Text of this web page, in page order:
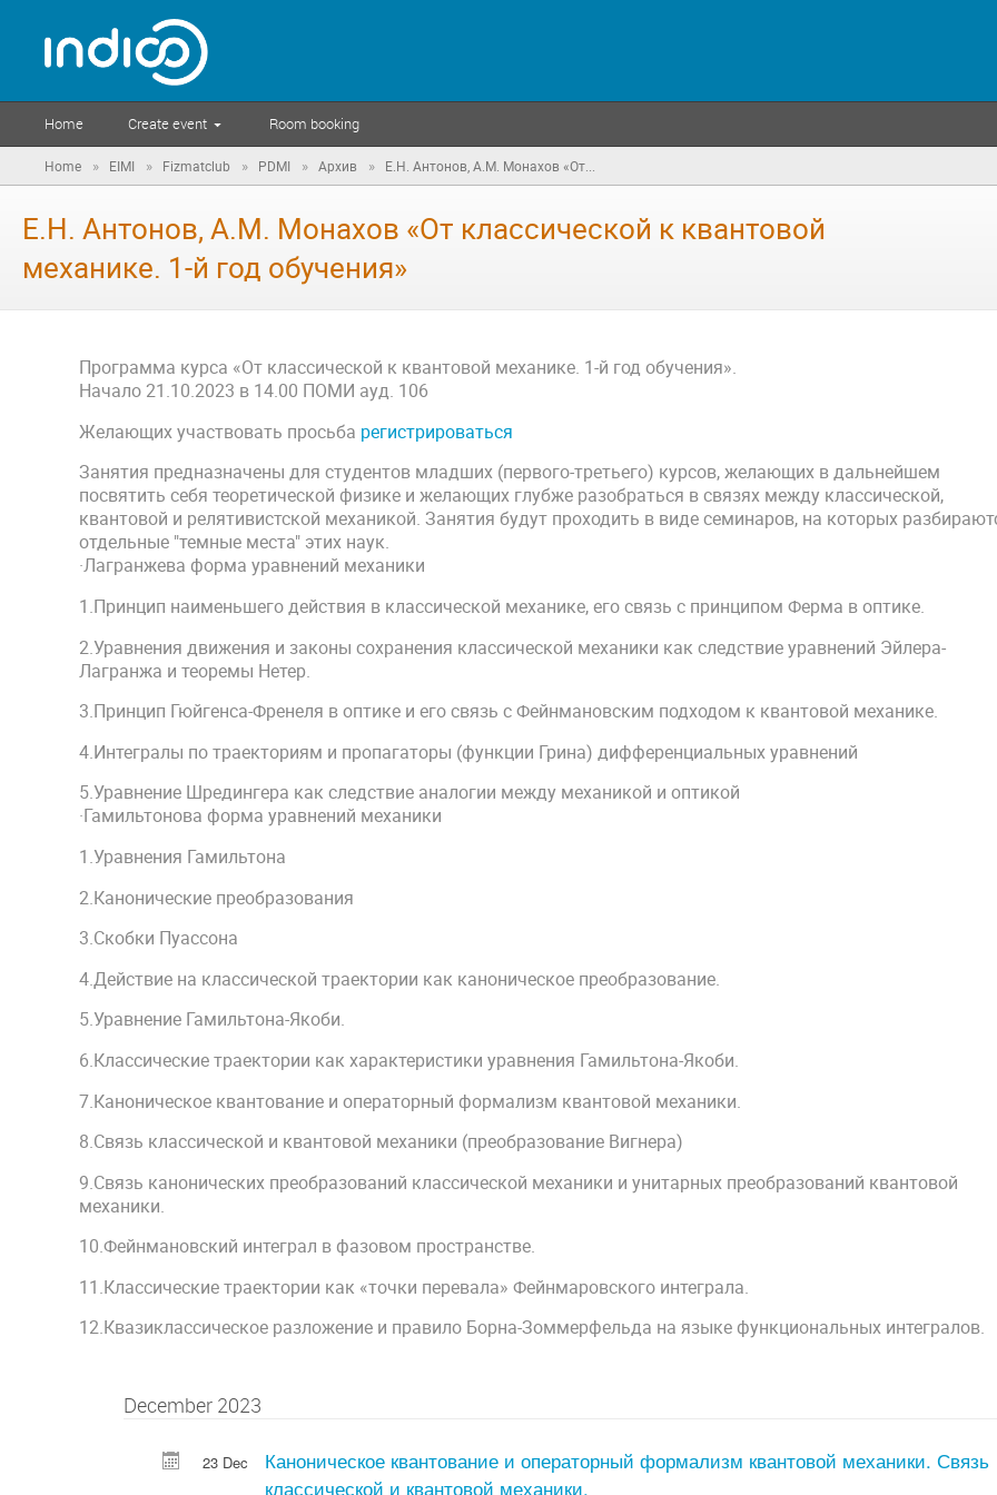
Home Create event Room booking
Home » EIMI » Fizmatclub » PDMI » Архив » Е.Н. Антонов, А.М. Монахов «От...
Е.Н. Антонов, А.М. Монахов «От классической к квантовой
механике. 1-й год обучения»
Программа курса «От классической к квантовой механике. 1-й год обучения».
Начало 21.10.2023 в 14.00 ПОМИ ауд. 106
Желающих участвовать просьба регистрироваться
Занятия предназначены для студентов младших (первого-третьего) курсов, желающих в дальнейшем
посвятить себя теоретической физике и желающих глубже разобраться в связях между классической,
квантовой и релятивистской механикой. Занятия будут проходить в виде семинаров, на которых
отдельные "темные места" этих наук.
·Лагранжева форма уравнений механики
1.Принцип наименьшего действия в классической механике, его связь с принципом Ферма в оптике.
2.Уравнения движения и законы сохранения классической механики как следствие уравнений Эйлера-
Лагранжа и теоремы Нетер.
3.Принцип Гюйгенса-Френеля в оптике и его связь с Фейнмановским подходом к квантовой механике.
4.Интегралы по траекториям и пропагаторы (функции Грина) дифференциальных уравнений
5.Уравнение Шредингера как следствие аналогии между механикой и оптикой
·Гамильтонова форма уравнений механики
1.Уравнения Гамильтона
2.Канонические преобразования
3.Скобки Пуассона
4.Действие на классической траектории как каноническое преобразование.
5.Уравнение Гамильтона-Якоби.
6.Классические траектории как характеристики уравнения Гамильтона-Якоби.
7.Каноническое квантование и операторный формализм квантовой механики.
8.Связь классической и квантовой механики (преобразование Вигнера)
9.Связь канонических преобразований классической механики и унитарных преобразований квантовой
механики.
10.Фейнмановский интеграл в фазовом пространстве.
11.Классические траектории как «точки перевала» Фейнмаровского интеграла.
12.Квазиклассическое разложение и правило Борна-Зоммерфельда на языке функциональных интегралов.
December 2023
23 Dec
Каноническое квантование и операторный формализм квантовой механики. Связь
классической и квантовой механики.